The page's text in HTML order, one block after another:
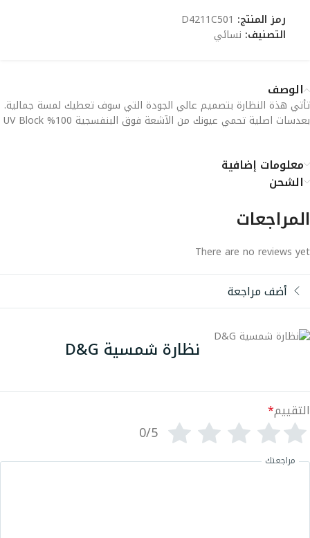
رمز المنتج: D4211C501
التصنيف: نسائي
الوصف
تأتي هذة النظارة بتصميم عالي الجودة التي سوف تعطيك لمسة جمالية.
بعدسات اصلية تحمي عيونك من الآشعة فوق البنفسجية 100% UV Block
معلومات إضافية
الشحن
المراجعات
There are no reviews yet
أضف مراجعة
نظارة شمسية D&G
التقييم*
0/5
مراجعتك